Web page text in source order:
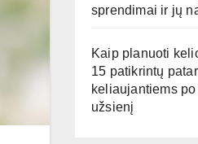
sprendimai ir jų
Kaip planuoti
15 patikrintų
keliaujantiems
užsienį